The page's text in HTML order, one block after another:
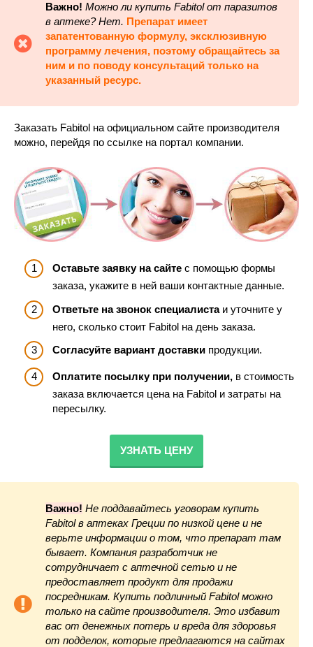
Важно! Можно ли купить Fabitol от паразитов
в аптеке? Нет. Препарат имеет
запатентованную формулу, эксклюзивную
программу лечения, поэтому обращайтесь за
ним и по поводу консультаций только на
указанный ресурс.
Заказать Fabitol на официальном сайте производителя
можно, перейдя по ссылке на портал компании.
Оставьте заявку на сайте с помощью формы
заказа, укажите в ней ваши контактные данные.
Ответьте на звонок специалистаи уточните у
него, сколько стоит Fabitol на день заказа.
Согласуйте вариант доставки продукции.
Оплатите посылку при получении, в стоимость
заказа включается цена на Fabitol и затраты на
пересылку.
УЗНАТЬ ЦЕНУ
Важно! Не поддавайтесь уговорам купить
Fabitol в аптеках Греции по низкой цене и не
верьте информации о том, что препарат там
бывает. Компания разработчик не
сотрудничает с аптечной сетью и не
предоставляет продукт для продажи
посредникам. Купить подлинный Fabitol можно
только на сайте производителя. Это избавит
вас от денежных потерь и вреда для здоровья
от подделок, которые предлагаются на сайтах